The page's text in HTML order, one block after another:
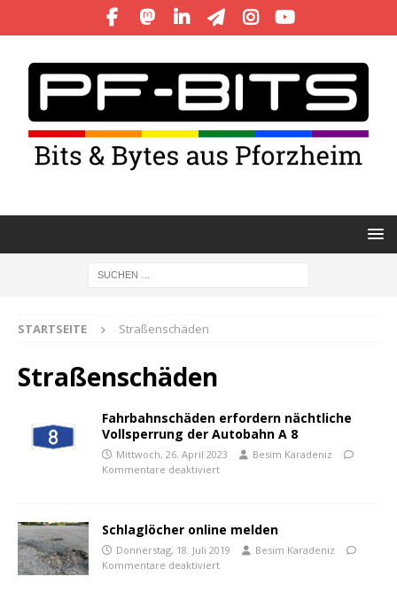
STARTSEITE Straßenschäden
Straßenschäden
Fahrbahnschäden erfordern nächtliche
Vollsperrung der Autobahn A 8
Mittwoch, 26. April 2023
Besim Karadeniz
Kommentare deaktiviert
Schlaglöcher online melden
Donnerstag, 18. Juli 2019
Besim Karadeniz
Kommentare deaktiviert